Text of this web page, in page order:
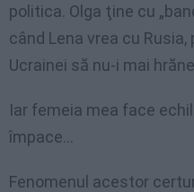
politica. Olga ţine cu
când Lena vrea cu
Ucrainei să nu-i mai
Iar femeia mea face
împace…
Fenomenul acestor